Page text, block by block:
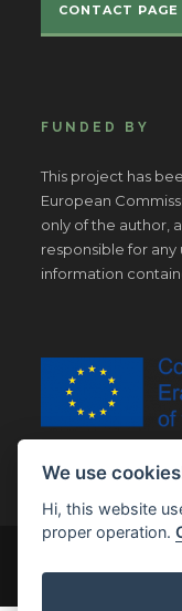
CONTACT PAGE
FUNDED BY
This project has
European
only of the author,
responsible for
information
We use
Hi, this website
proper operation.